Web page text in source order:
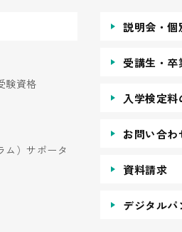
験資格
ム）サポータ
説明会・個
受講生・卒
入学検定料
お問い合わ
資料請求
デジタルパ